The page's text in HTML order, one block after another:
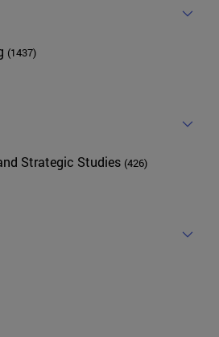
(1437)
Strategic Studies (426)